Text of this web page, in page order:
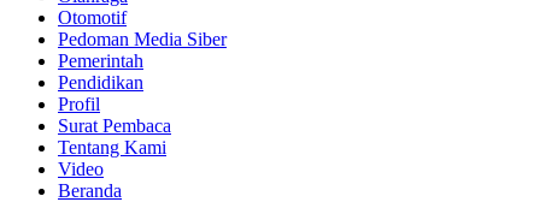
Otomotif
Pedoman Media Siber
Pemerintah
Pendidikan
Profil
Surat Pembaca
Tentang Kami
Video
Beranda